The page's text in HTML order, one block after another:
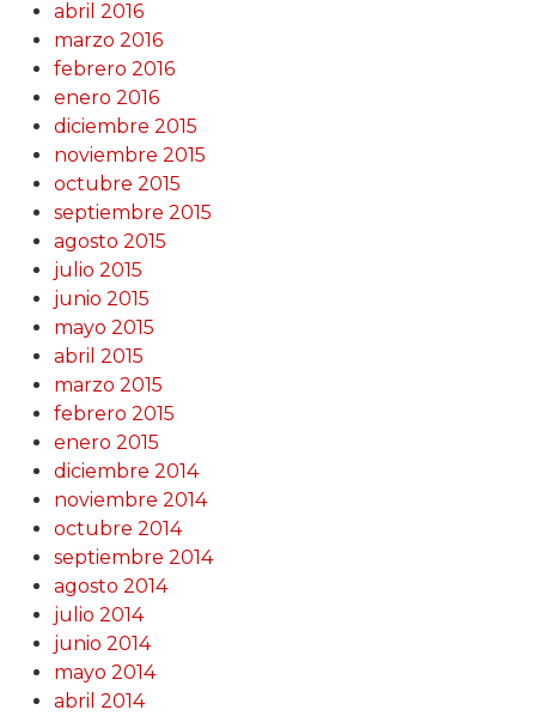
abril 2016
marzo 2016
febrero 2016
enero 2016
diciembre 2015
noviembre 2015
octubre 2015
septiembre 2015
agosto 2015
julio 2015
junio 2015
mayo 2015
abril 2015
marzo 2015
febrero 2015
enero 2015
diciembre 2014
noviembre 2014
octubre 2014
septiembre 2014
agosto 2014
julio 2014
junio 2014
mayo 2014
abril 2014